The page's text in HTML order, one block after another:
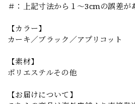
＃：上記寸法から１～3cmの誤差が
【カラー】
カーキ／ブラック／アプリコット
【素材】
ポリエステルその他
【お届けについて】